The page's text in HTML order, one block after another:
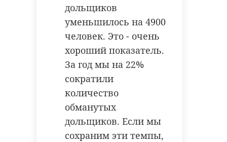
дольщиков
уменьшилось на 4900
человек. Это - очень
хороший показатель.
За год мы на 22%
сократили
количество
обманутых
дольщиков. Если мы
сохраним эти темпы,
В Петербурге
задержали отца и
сына за продажу
нелега ...
09 июля, 12:46
проводят в честь значительных
или радостных событий, которые
связаны с победами или
достижениями, или рождением
наследника или как дань
уважения человеку.
Фото: Kremlin.ru
владимир путин